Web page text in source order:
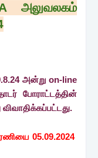
அலுவலகம்
அன்று on-line
போராட்டத்தின்
05.09.2024